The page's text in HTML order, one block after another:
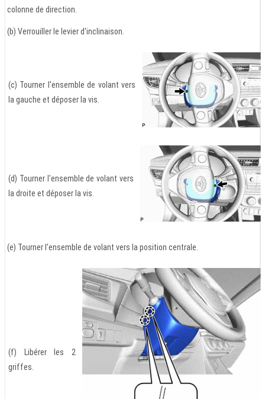
colonne de direction.
(b) Verrouiller le levier d'inclinaison.
(c) Tourner l'ensemble de volant vers
la gauche et déposer la vis.
(d) Tourner l'ensemble de volant vers
la droite et déposer la vis.
(e) Tourner l'ensemble de volant vers la position centrale.
(f) Libérer les 2
griffes.